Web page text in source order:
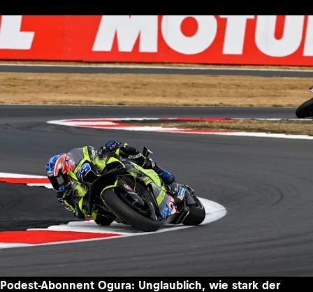
Podest-Abonnent Ogura: Unglaublich, wie stark der